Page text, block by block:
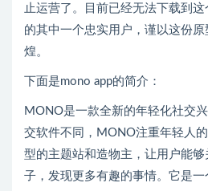
止运营了。目前已经无法下载到
的其中一个忠实用户，谨以这份
煌。
下面是mono app的简介：
MONO是一款全新的年轻化社交
交软件不同，MONO注重年轻人
型的主题站和造物主，让用户能
子，发现更多有趣的事情。它是